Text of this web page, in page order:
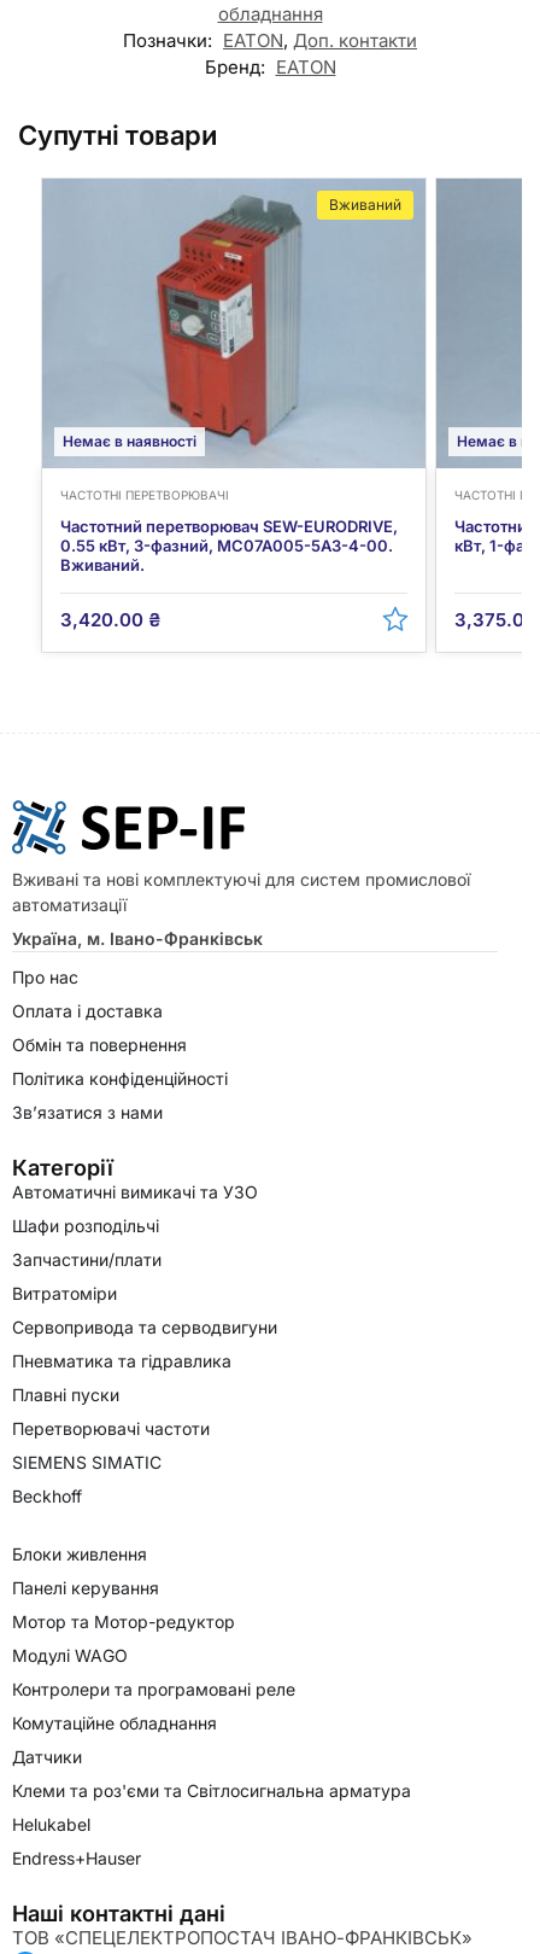
обладнання
Позначки: EATON, Доп. контакти
Бренд: EATON
Супутні товари
Немає в наявності
Вживаний
ЧАСТОТНІ ПЕРЕТВОРЮВАЧІ
Частотний перетворювач SEW-EURODRIVE,
0.55 кВт, 3-фазний, MC07A005-5A3-4-00.
Вживаний.
3,420.00 ₴
Немає в
ЧАСТОТНІ
кВт, 1-
Вживані та нові комплектуючі для систем промислової
автоматизації
Україна, м. Івано-Франківськ
Про нас
Оплата і доставка
Обмін та повернення
Політика конфіденційності
Зв’язатися з нами
Категорії
Автоматичні вимикачі та УЗО
Шафи розподільчі
Запчастини/плати
Витратоміри
Сервопривода та серводвигуни
Пневматика та гідравлика
Плавні пуски
Перетворювачі частоти
SIEMENS SIMATIC
Beckhoff
Блоки живлення
Панелі керування
Мотор та Мотор-редуктор
Модулі WAGO
Контролери та програмовані реле
Комутаційне обладнання
Датчики
Клеми та роз'єми та Світлосигнальна арматура
Helukabel
Endress+Hauser
Наші контактні дані
ТОВ «СПЕЦЕЛЕКТРОПОСТАЧ ІВАНО-ФРАНКІВСЬК»